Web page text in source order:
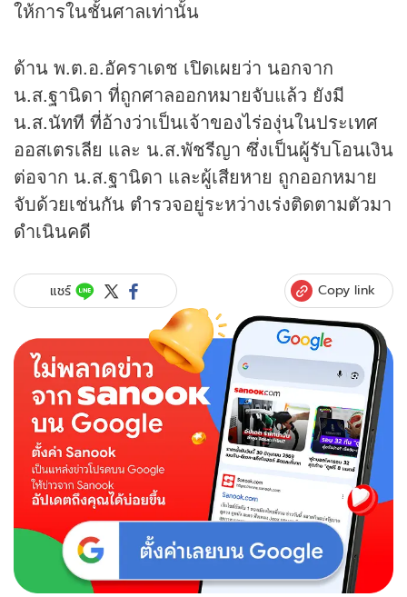
ให้การในชั้นศาลเท่านั้น
ด้าน พ.ต.อ.อัคราเดช เปิดเผยว่า นอกจาก
น.ส.ฐานิดา ที่ถูกศาลออกหมายจับแล้ว ยังมี
น.ส.นัทที ที่อ้างว่าเป็นเจ้าของไร่องุ่นในประเทศ
ออสเตรเลีย และ น.ส.พัชรีญา ซึ่งเป็นผู้รับโอนเงิน
ต่อจาก น.ส.ฐานิดา และผู้เสียหาย ถูกออกหมาย
จับด้วยเช่นกัน ตำรวจอยู่ระหว่างเร่งติดตามตัวมา
ดำเนินคดี
แชร์ Copy link